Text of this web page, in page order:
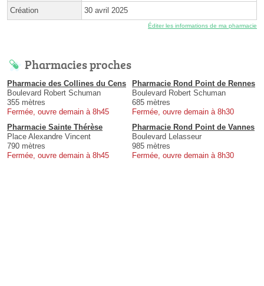
Création 30 avril 2025
Éditer les informations de ma pharmacie
Pharmacies proches
Pharmacie des Collines du Cens
Boulevard Robert Schuman
355 mètres
Fermée, ouvre demain à 8h45
Pharmacie Rond Point de Rennes
Boulevard Robert Schuman
685 mètres
Fermée, ouvre demain à 8h30
Pharmacie Sainte Thérèse
Place Alexandre Vincent
790 mètres
Fermée, ouvre demain à 8h45
Pharmacie Rond Point de Vannes
Boulevard Lelasseur
985 mètres
Fermée, ouvre demain à 8h30